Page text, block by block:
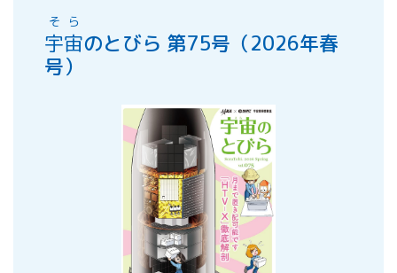
宇宙
そら
のとびら 第75号（2026年春
号）